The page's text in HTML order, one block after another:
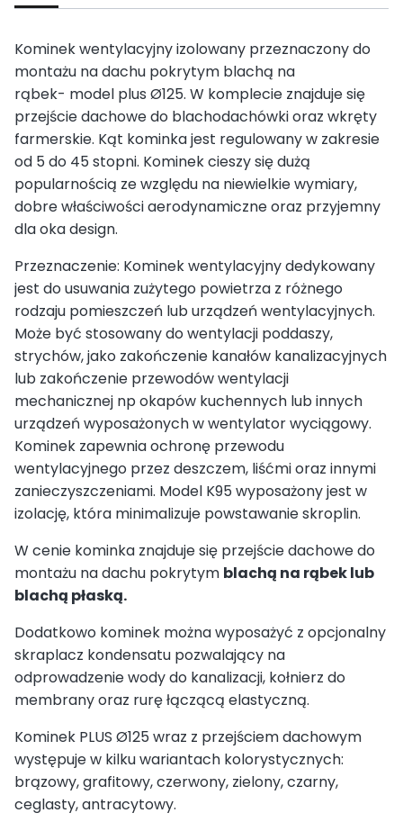
Kominek wentylacyjny izolowany przeznaczony do
montażu na dachu pokrytym blachą na
rąbek- model plus Ø125. W komplecie znajduje się
przejście dachowe do blachodachówki oraz wkręty
farmerskie. Kąt kominka jest regulowany w zakresie
od 5 do 45 stopni. Kominek cieszy się dużą
popularnością ze względu na niewielkie wymiary,
dobre właściwości aerodynamiczne oraz przyjemny
dla oka design.
Przeznaczenie: Kominek wentylacyjny dedykowany
jest do usuwania zużytego powietrza z różnego
rodzaju pomieszczeń lub urządzeń wentylacyjnych.
Może być stosowany do wentylacji poddaszy,
strychów, jako zakończenie kanałów kanalizacyjnych
lub zakończenie przewodów wentylacji
mechanicznej np okapów kuchennych lub innych
urządzeń wyposażonych w wentylator wyciągowy.
Kominek zapewnia ochronę przewodu
wentylacyjnego przez deszczem, liśćmi oraz innymi
zanieczyszczeniami. Model K95 wyposażony jest w
izolację, która minimalizuje powstawanie skroplin.
W cenie kominka znajduje się przejście dachowe do
montażu na dachu pokrytym blachą na rąbek lub
blachą płaską.
Dodatkowo kominek można wyposażyć z opcjonalny
skraplacz kondensatu pozwalający na
odprowadzenie wody do kanalizacji, kołnierz do
membrany oraz rurę łączącą elastyczną.
Kominek PLUS Ø125 wraz z przejściem dachowym
występuje w kilku wariantach kolorystycznych:
brązowy, grafitowy, czerwony, zielony, czarny,
ceglasty, antracytowy.